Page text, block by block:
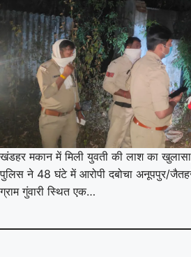
खंडहर मकान में मिली युवती की लाश का
पुलिस ने 48 घंटे में आरोपी दबोचा अनूपपुर/
ग्राम गुंवारी स्थित एक…